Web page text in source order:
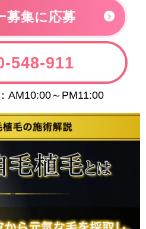
募集に応募
548-911
AM10:00～PM11:00